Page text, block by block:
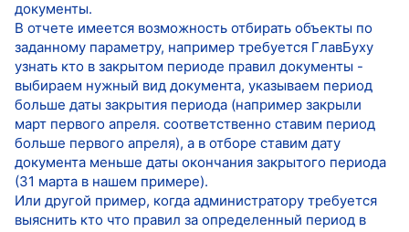
документы.
В отчете имеется возможность отбирать объекты по
заданному параметру, например требуется ГлавБуху
узнать кто в закрытом периоде правил документы -
выбираем нужный вид документа, указываем период
больше даты закрытия периода (например закрыли
март первого апреля. соответственно ставим период
больше первого апреля), а в отборе ставим дату
документа меньше даты окончания закрытого периода
(31 марта в нашем примере).
Или другой пример, когда администратору требуется
выяснить кто что правил за определенный период в